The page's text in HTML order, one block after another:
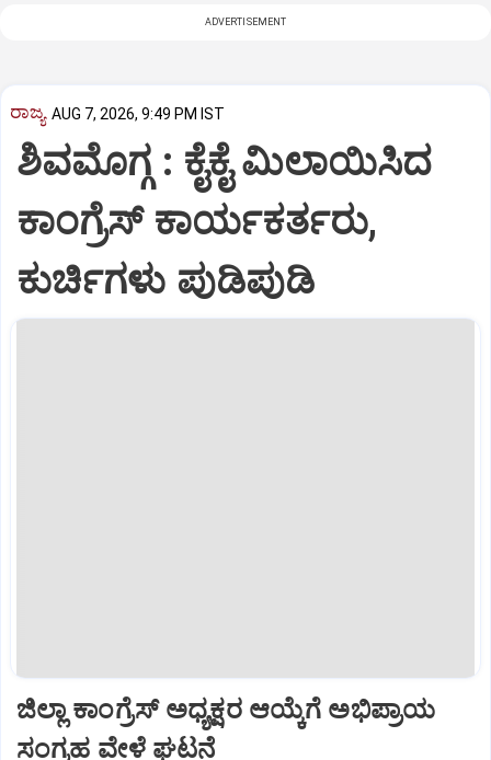
ADVERTISEMENT
ರಾಜ್ಯ AUG 7, 2026, 9:49 PM IST
ಶಿವಮೊಗ್ಗ : ಕೈಕೈ ಮಿಲಾಯಿಸಿದ
ಕಾಂಗ್ರೆಸ್ ಕಾರ್ಯಕರ್ತರು,
ಕುರ್ಚಿಗಳು ಪುಡಿಪುಡಿ
ಜಿಲ್ಲಾ ಕಾಂಗ್ರೆಸ್ ಅಧ್ಯಕ್ಷರ ಆಯ್ಕೆಗೆ ಅಭಿಪ್ರಾಯ
ಸಂಗ್ರಹ ವೇಳೆ ಘಟನೆ